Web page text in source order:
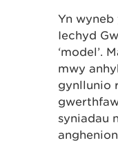
Yn
Iechyd
‘model’.
mwy
gynllunio
syniadau